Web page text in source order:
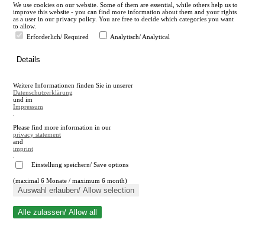
en
A
A
Suche schließen
We use cookies on our website. Some of them are essential, while others help us to
improve this website - you can find more information about them and your rights
as a user in our privacy policy. You are free to decide which categories you want
to allow.
Erforderlich/ Required
Analytisch/ Analytical
Details
Weitere Informationen finden Sie in unserer
Datenschutzerklärung
und im
Impressum
Please find more information in our
privacy statement
and
imprint
Einstellung speichern/ Save options
(maximal 6 Monate / maximum 6 month)
Auswahl erlauben/ Allow selection
Alle zulassen/ Allow all